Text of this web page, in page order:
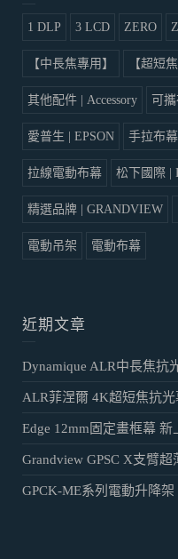
產品
1 DLP 3 LCD ZERO
【中長焦專用】 【超短焦
其他配件 | Accessory 可
愛普生 | EPSON 手拉布幕
拉線電動布幕 松下國際 |
精選品牌 | GRANDVIEW
近期文章
Dynamique ALR中長焦抗
ALR菲涅爾 4K超短焦抗光
Edge 12mm固定畫框幕 新
Grandview GPSC X支臂超